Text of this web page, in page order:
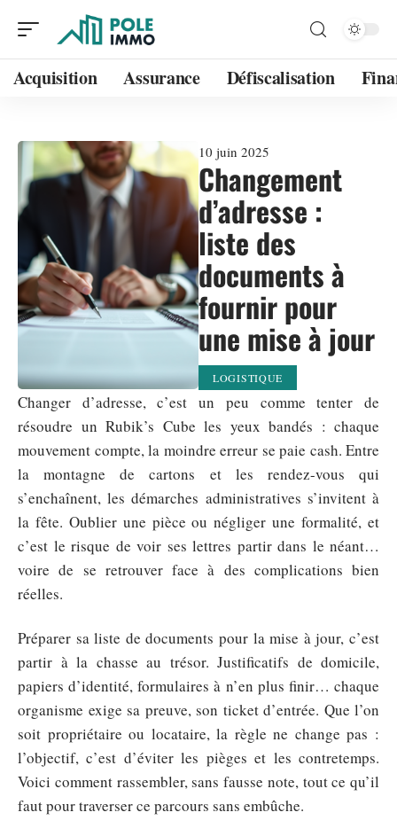
Acquisition Assurance Défiscalisation
10 juin 2025
Changement
d’adresse :
liste des
documents à
fournir pour
une mise à jour
LOGISTIQUE
Changer d’adresse, c’est un peu comme tenter de
résoudre un Rubik’s Cube les yeux bandés : chaque
mouvement compte, la moindre erreur se paie cash. Entre
la montagne de cartons et les rendez-vous qui
s’enchaînent, les démarches administratives s’invitent à
la fête. Oublier une pièce ou négliger une formalité, et
c’est le risque de voir ses lettres partir dans le néant…
voire de se retrouver face à des complications bien
réelles.
Préparer sa liste de documents pour la mise à jour, c’est
partir à la chasse au trésor. Justificatifs de domicile,
papiers d’identité, formulaires à n’en plus finir… chaque
organisme exige sa preuve, son ticket d’entrée. Que l’on
soit propriétaire ou locataire, la règle ne change pas :
l’objectif, c’est d’éviter les pièges et les contretemps.
Voici comment rassembler, sans fausse note, tout ce qu’il
faut pour traverser ce parcours sans embûche.